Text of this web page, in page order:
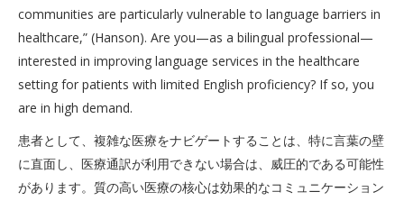
communities are particularly vulnerable to language barriers in
healthcare,” (Hanson). Are you—as a bilingual professional—
interested in improving language services in the healthcare
setting for patients with limited English proficiency? If so, you
are in high demand.
患者として、複雑な医療をナビゲートすることは、特に言葉の壁
に直面し、医療通訳が利用できない場合は、威圧的である可能性
があります。質の高い医療の核心は効果的なコミュニケーション